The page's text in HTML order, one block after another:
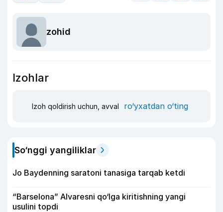
zohid
Izohlar
Izoh qoldirish uchun, avval ro‘yxatdan o‘ting
So‘nggi yangiliklar
Jo Baydenning saratoni tanasiga tarqab ketdi
“Barselona” Alvaresni qo‘lga kiritishning yangi
usulini topdi